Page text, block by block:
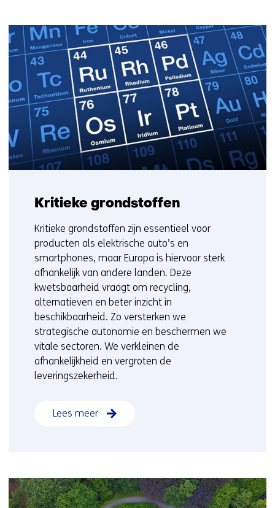
Kritieke grondstoffen
Kritieke grondstoffen zijn essentieel voor
producten als elektrische auto’s en
smartphones, maar Europa is hiervoor sterk
afhankelijk van andere landen. Deze
kwetsbaarheid vraagt om recycling,
alternatieven en beter inzicht in
beschikbaarheid. Zo versterken we
strategische autonomie en beschermen we
vitale sectoren. We verkleinen de
afhankelijkheid en vergroten de
leveringszekerheid.
Lees meer